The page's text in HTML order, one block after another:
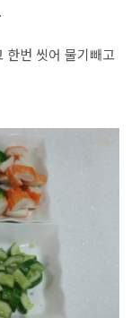
한번 씻어 물기빼고